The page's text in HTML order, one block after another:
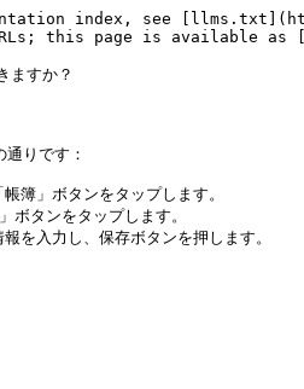
index, see
this page is available as
ますか？
りです：
簿」ボタンをタップします。
タンをタップします。